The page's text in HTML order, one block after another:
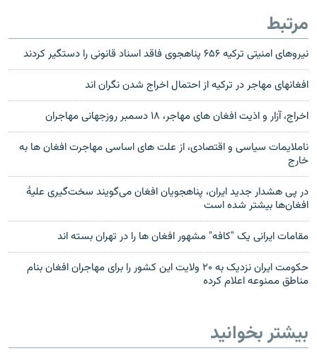
مرتبط
نیروهای امنیتی ترکیه ۶۵۶ پناهجوی فاقد اسناد قانونی را دستگیر کردند
افغانهای مهاجر در ترکیه از احتمال اخراج شدن نگران اند
اخراج، آزار و اذیت افغان های مهاجر، ۱۸ دسمبر روزجهانی مهاجران
ناملایمات سیاسی و اقتصادی، از علت های اساسی مهاجرت افغان ها به
خارج
در پی هشدار جدید ایران، پناهجویان افغان می‌گویند سخت‌گیری‌ علیۀ
افغان‌ها بیشتر شده است
مقامات ایرانی یک "کافه" مشهور افغان ها را در تهران بسته اند
حکومت ایران نزدیک به ۲۰ ولایت این کشور را برای مهاجران افغان بنام
مناطق ممنوعه اعلام کرده
بیشتر بخوانید